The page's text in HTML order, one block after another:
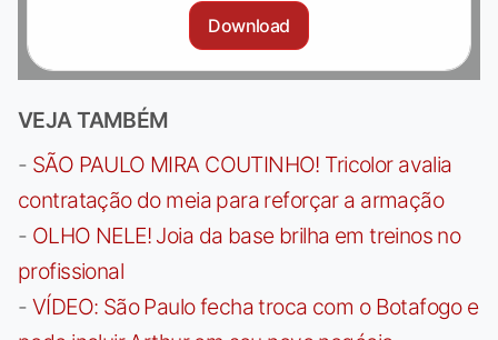
Download
VEJA TAMBÉM
- SÃO PAULO MIRA COUTINHO! Tricolor avalia
contratação do meia para reforçar a armação
- OLHO NELE! Joia da base brilha em treinos no
profissional
- VÍDEO: São Paulo fecha troca com o Botafogo e